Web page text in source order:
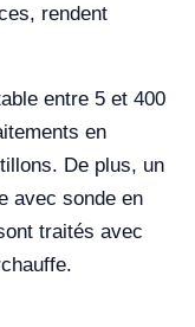
rendent
entre 5 et 400
en
De plus, un
avec sonde en
traités avec